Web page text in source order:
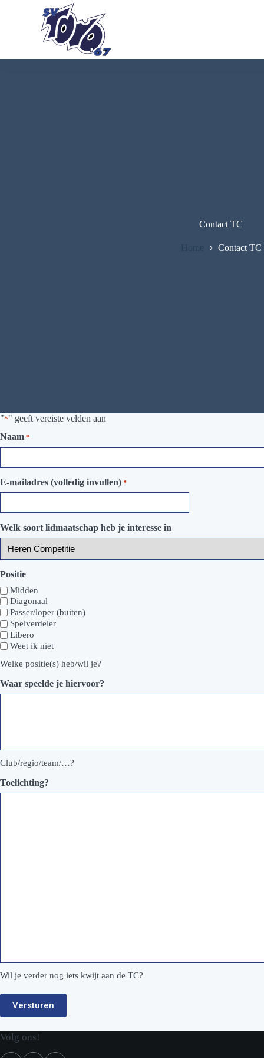
Contact TC
Contact TC
"*" geeft vereiste velden aan
Naam *
E-mailadres (volledig invullen) *
Welk soort lidmaatschap heb je interesse in
Positie
Midden
Diagonaal
Passer/loper (buiten)
Spelverdeler
Libero
Weet ik niet
Welke positie(s) heb/wil je?
Waar speelde je hiervoor?
Club/regio/team/…?
Toelichting?
Wil je verder nog iets kwijt aan de TC?
Volg ons!